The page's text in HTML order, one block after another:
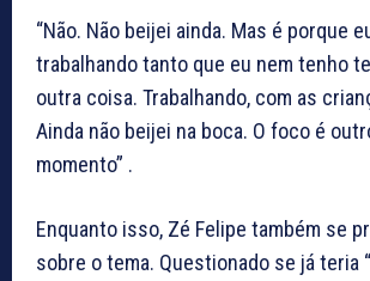
“Não. Não beijei ainda. Mas é porque
trabalhando tanto que eu nem tenho
outra coisa. Trabalhando, com as
Ainda não beijei na boca. O foco é
momento” .
Enquanto isso, Zé Felipe também se
sobre o tema. Questionado se já teria